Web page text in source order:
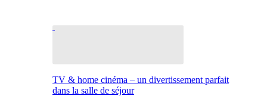
TV & home cinéma – un divertissement parfait
dans la salle de séjour